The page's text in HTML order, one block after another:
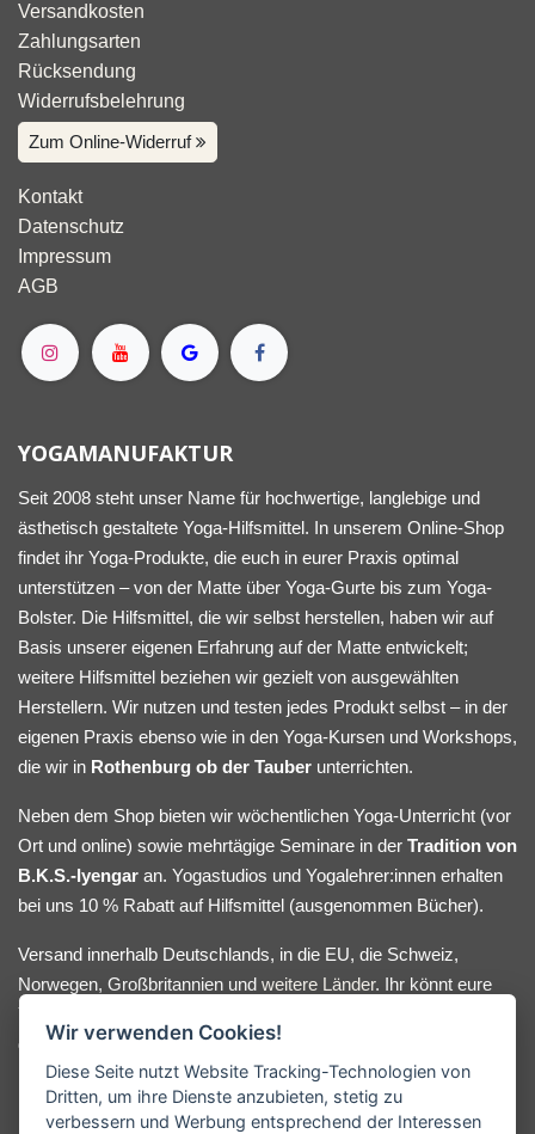
Versandkosten
Zahlungsarten
Rücksendung
Widerrufsbelehrung
Zum Online-Widerruf
Kontakt
Datenschutz
Impressum
AGB
YOGAMANUFAKTUR
Seit 2008 steht unser Name für hochwertige, langlebige und
ästhetisch gestaltete Yoga-Hilfsmittel. In unserem Online-Shop
findet ihr Yoga-Produkte, die euch in eurer Praxis optimal
unterstützen – von der Matte über Yoga-Gurte bis zum Yoga-
Bolster. Die Hilfsmittel, die wir selbst herstellen, haben wir auf
Basis unserer eigenen Erfahrung auf der Matte entwickelt;
weitere Hilfsmittel beziehen wir gezielt von ausgewählten
Herstellern. Wir nutzen und testen jedes Produkt selbst – in der
eigenen Praxis ebenso wie in den Yoga-Kursen und Workshops,
die wir in Rothenburg ob der Tauber unterrichten.
Neben dem Shop bieten wir wöchentlichen Yoga-Unterricht (vor
Ort und online) sowie mehrtägige Seminare in der Tradition von
B.K.S.-Iyengar an. Yogastudios und Yogalehrer:innen erhalten
bei uns 10 % Rabatt auf Hilfsmittel (ausgenommen Bücher).
Versand innerhalb Deutschlands, in die EU, die Schweiz,
Norwegen, Großbritannien und weitere Länder. Ihr könnt eure
Yoga-Hilfsmittel bequem online bestellen oder nach Absprache
direkt bei uns im Lager abholen. Bei Fragen oder
Beratungswunsch meldet euch gerne.
Wir verwenden Cookies!
Diese Seite nutzt Website Tracking-Technologien von
Dritten, um ihre Dienste anzubieten, stetig zu
verbessern und Werbung entsprechend der Interessen